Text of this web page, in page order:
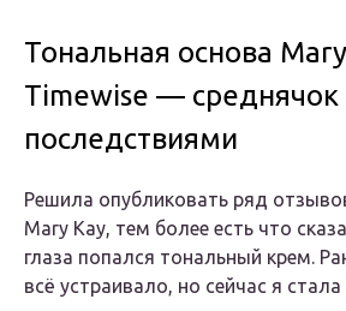
Тональная основа
Timewise — среднячок
последствиями
Решила опубликовать ряд
Mary Kay, тем более есть что
глаза попался тональный крем.
всё устраивало, но сейчас я